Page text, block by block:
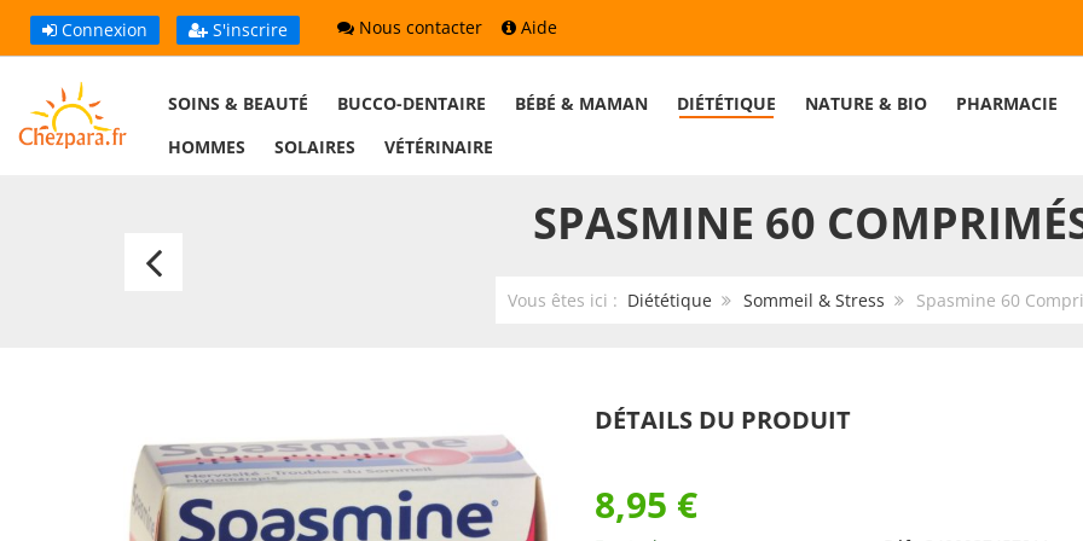
Connexion S'inscrire Nous contacter Aide
SOINS & BEAUTÉ BUCCO-DENTAIRE BÉBÉ & MAMAN DIÉTÉTIQUE NATURE & BIO PHARMACIE
HOMMES
SOLAIRES VÉTÉRINAIRE
SPASMINE 60
Vous êtes ici : Diététique Sommeil & Stress Spasmine 60
Quies
Relaxation
Occultant
DÉTAILS DU PRODUIT
8,95 €